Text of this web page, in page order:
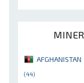
AFGHANISTAN
(44)